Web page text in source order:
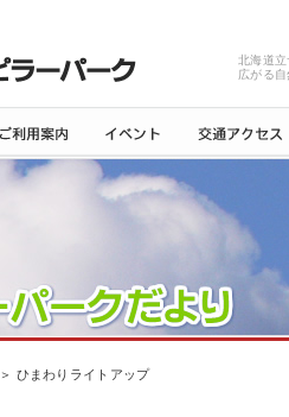
北海道
広がる
＞ ひまわりライトアップ